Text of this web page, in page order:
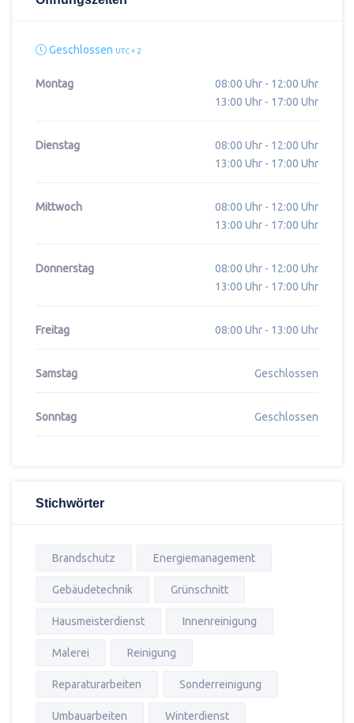
Geschlossen UTC + 2
Montag
08:00 Uhr - 12:00 Uhr
13:00 Uhr - 17:00 Uhr
Dienstag
08:00 Uhr - 12:00 Uhr
13:00 Uhr - 17:00 Uhr
Mittwoch
08:00 Uhr - 12:00 Uhr
13:00 Uhr - 17:00 Uhr
Donnerstag
08:00 Uhr - 12:00 Uhr
13:00 Uhr - 17:00 Uhr
Freitag 08:00 Uhr - 13:00 Uhr
Samstag Geschlossen
Sonntag Geschlossen
Stichwörter
Brandschutz Energiemanagement
Gebäudetechnik Grünschnitt
Hausmeisterdienst Innenreinigung
Malerei Reinigung
Reparaturarbeiten Sonderreinigung
Umbauarbeiten Winterdienst